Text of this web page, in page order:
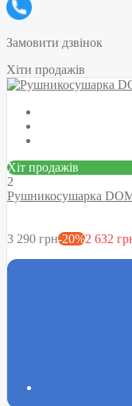
Замовити дзвінок
Хіти продажів
Хіт продажів
2
Рушникосушарка
3 290 грн-20%2 632